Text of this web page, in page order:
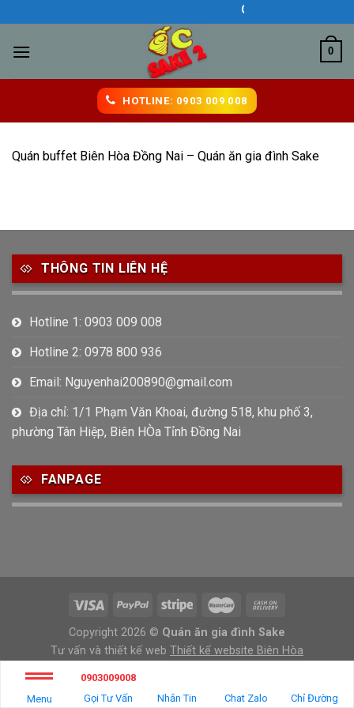
to
content
QUÁN ĂN NGON BIÊN
0
HOTLINE: 0903 009 008
Quán buffet Biên Hòa Đồng Nai – Quán ăn gia đình Sake
THÔNG TIN LIÊN HỆ
Hotline 1: 0903 009 008
Hotline 2: 0978 800 936
Email: Nguyenhai200890@gmail.com
Địa chỉ: 1/1 Phạm Văn Khoai, đường 518, khu phố 3,
phường Tân Hiệp, Biên HÒa Tỉnh Đồng Nai
FANPAGE
Copyright 2026 © Quán ăn gia đình Sake
Tư vấn và thiết kế web Thiết kế website Biên Hòa
Menu
0903009008
Gọi Tư Vấn
Nhắn Tin Chat Zalo Chỉ Đường